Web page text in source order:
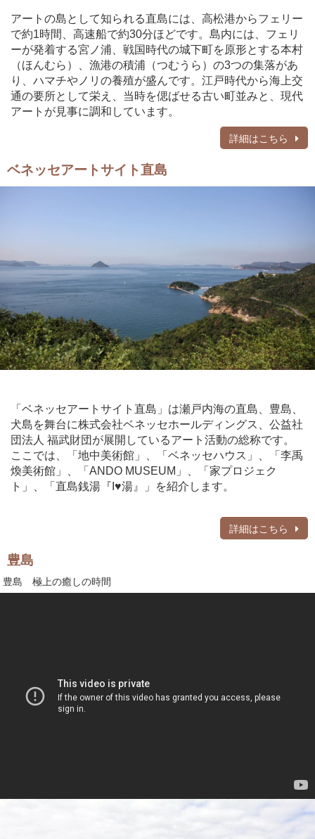
アートの島として知られる直島には、高松港からフェリー
で約1時間、高速船で約30分ほどです。島内には、フェリ
ーが発着する宮ノ浦、戦国時代の城下町を原形とする本村
（ほんむら）、漁港の積浦（つむうら）の3つの集落があ
り、ハマチやノリの養殖が盛んです。江戸時代から海上交
通の要所として栄え、当時を偲ばせる古い町並みと、現代
アートが見事に調和しています。
詳細はこちら
ベネッセアートサイト直島
「ベネッセアートサイト直島」は瀬戸内海の直島、豊島、
犬島を舞台に株式会社ベネッセホールディングス、公益社
団法人 福武財団が展開しているアート活動の総称です。
ここでは、「地中美術館」、「ベネッセハウス」、「李禹
煥美術館」、「ANDO MUSEUM」、「家プロジェク
ト」、「直島銭湯『I♥湯』」を紹介します。
詳細はこちら
豊島
豊島 極上の癒しの時間